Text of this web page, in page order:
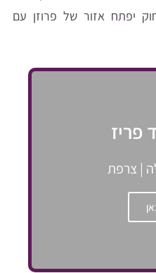
יפתח אזור של פרוזן עם
פריז
| צרפת